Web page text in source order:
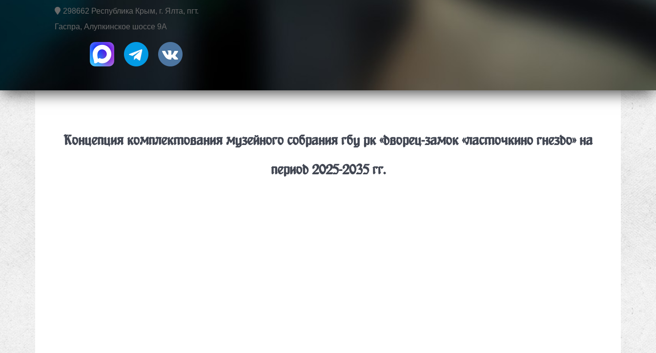
298662 Республика Крым, г. Ялта, пгт.
Гаспра, Алупкинское шоссе 9А
Концепция комплектования музейного собрания гбу рк «дворец-замок «ласточкино гнездо» на
период 2025-2035 гг.